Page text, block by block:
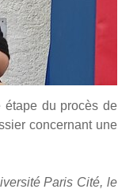
étape du pro­cès de
concer­nant une
Paris Cité, le